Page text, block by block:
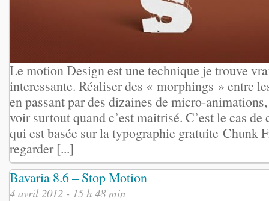
Le motion Design est une technique je trouve
interessante. Réaliser des « morphings » entre
en passant par des dizaines de micro-
voir surtout quand c’est maitrisé. C’est le cas
qui est basée sur la typographie gratuite Chunk
regarder [...]
Bavaria 8.6 – Stop Motion
4 avril 2012 - 15 h 48 min